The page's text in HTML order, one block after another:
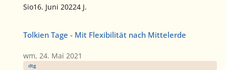
Sio16. Juni 20224 J.
Tolkien Tage - Mit Flexibilität nach Mittelerde
wm,24. Mai 2021
dtg